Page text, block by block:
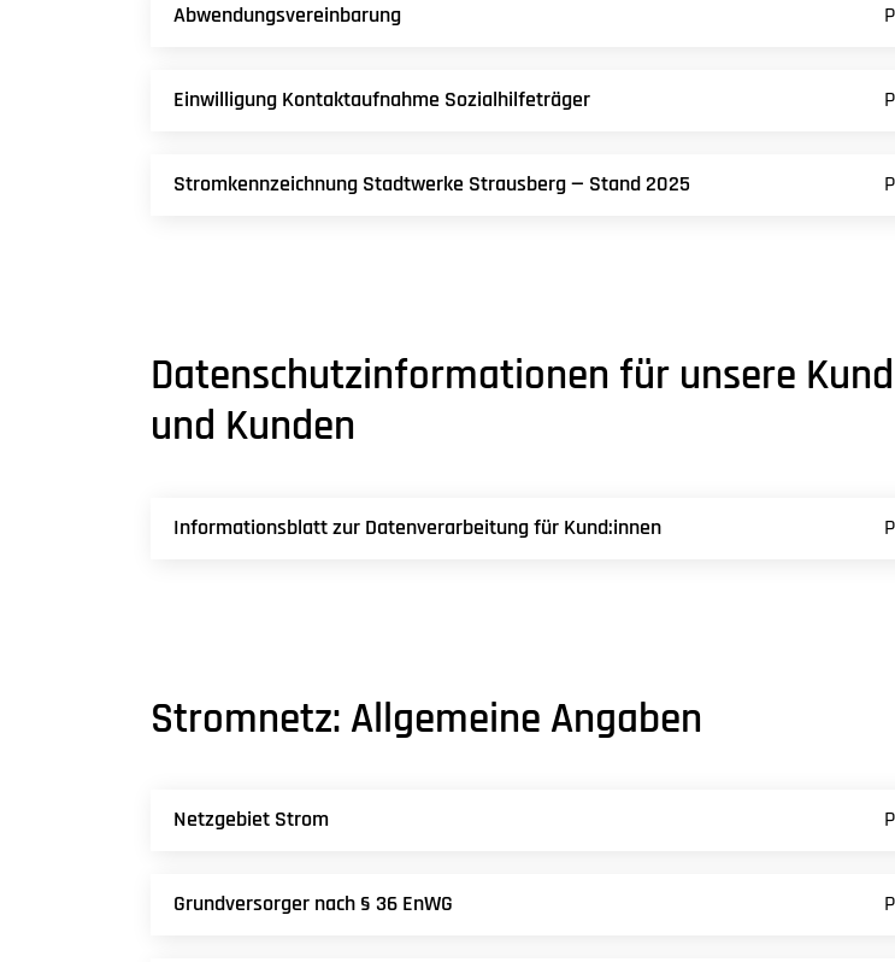
Abwendungsvereinbarung
Einwilligung Kontaktaufnahme Sozialhilfeträger
Stromkennzeichnung Stadtwerke Strausberg — Stand 2025
Datenschutzinformationen für unsere
und Kunden
Informationsblatt zur Datenverarbeitung für Kund:innen
Stromnetz: Allgemeine Angaben
Netzgebiet Strom
Grundversorger nach § 36 EnWG